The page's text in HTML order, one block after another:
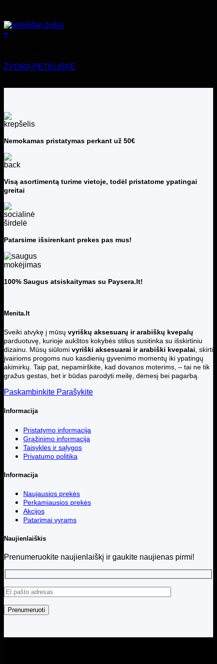
+
ŽYDRA PETELIŠKĖ
Nemokamas pristatymas perkant už 50€
Visą asortimentą turime vietoje, todėl pristatome ypatingai
greitai
Patarsime išsirenkant prekes pas mus!
100% Saugus atsiskaitymas su Paysera.lt!
Menita.lt
Sveiki atvykę į mūsų vyriškų aksesuarų ir arabiškų kvepalų
parduotuvę, kurioje aukštos kokybės stilius susitinka su išskirtiniu
dizainu. Mūsų siūlomi vyriški aksesuarai ir arabiški kvepalai, skirti
įvairioms progoms nuo kasdienių gyvenimo momentų iki ypatingų
akimirkų. Taip pat, nepamirškite, kad dovanos moterims, – tai ne tik
gražus gestas, bet ir būdas parodyti meilę, dėmesį bei pagarbą.
Paskambinkite Parašykite
Informacija
Pristatymo informacija
Grąžinimo informacija
Taisyklės ir sąlygos
Privatumo politika
Informacija
Naujausios prekės
Perkamiausios prekės
Akcijos
Patarimai vyrams
Naujienlaiškis
Prenumeruokite naujienlaiškį ir gaukite naujienas pirmi!